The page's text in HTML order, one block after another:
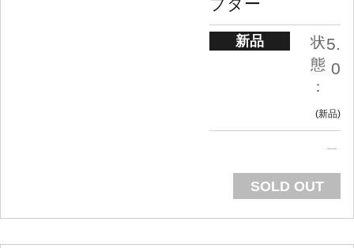
新品
状
態
：
5.
0
新品
SOLD OUT